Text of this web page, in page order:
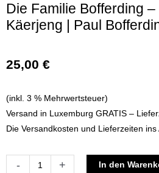
Die Familie Bofferding
Käerjeng | Paul
25,00 €
(inkl. 3 % Mehrwertsteuer)
Versand in Luxemburg GRATIS –
Die Versandkosten und Lieferzeiten
-
Die
+ In den